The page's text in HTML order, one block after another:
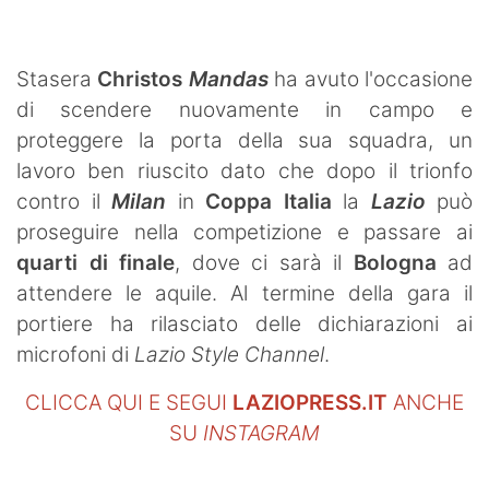
Stasera Christos Mandasha avuto l'occasione
di scendere nuovamente in campo e
proteggere la porta della sua squadra, un
lavoro ben riuscito dato che dopo il trionfo
contro il Milan in Coppa Italia la Lazio può
proseguire nella competizione e passare ai
quarti di finale, dove ci sarà il Bologna ad
attendere le aquile. Al termine della gara il
portiere ha rilasciato delle dichiarazioni ai
microfoni di Lazio Style Channel.
CLICCA QUI E SEGUI LAZIOPRESS.IT ANCHE
SU INSTAGRAM